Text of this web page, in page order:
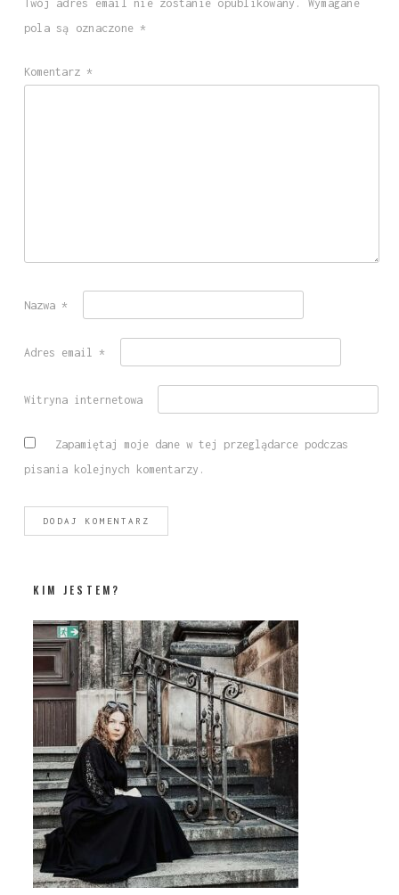
Twój adres email nie zostanie opublikowany.
Wymagane
pola są oznaczone *
Komentarz *
Nazwa *
Adres email *
Witryna internetowa
Zapamiętaj moje dane w tej przeglądarce podczas
pisania kolejnych komentarzy.
KIM JESTEM?